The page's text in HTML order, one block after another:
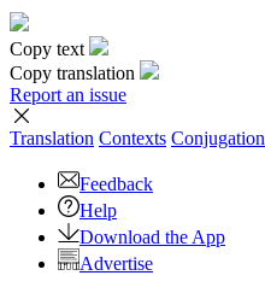
Copy text
Copy translation
Report an issue
Translation Contexts Conjugation
Feedback
Help
Download the App
Advertise